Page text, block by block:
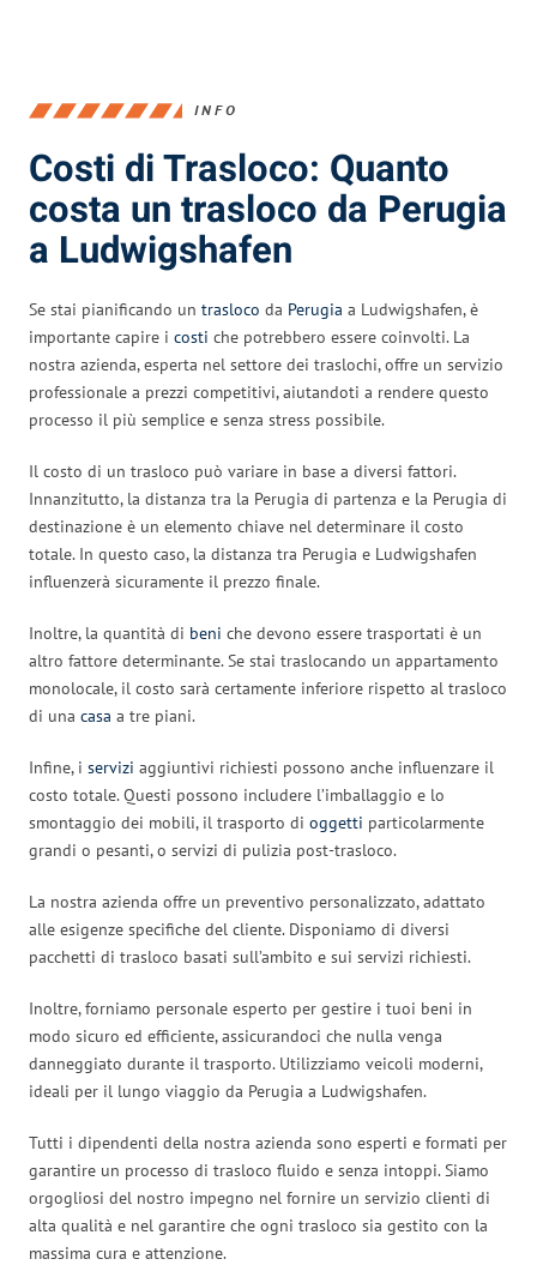
INFO
Costi di Trasloco: Quanto
costa un trasloco da Perugia
a Ludwigshafen
Se stai pianificando un trasloco da Perugia a Ludwigshafen, è
importante capire i costi che potrebbero essere coinvolti. La
nostra azienda, esperta nel settore dei traslochi, offre un servizio
professionale a prezzi competitivi, aiutandoti a rendere questo
processo il più semplice e senza stress possibile.
Il costo di un trasloco può variare in base a diversi fattori.
Innanzitutto, la distanza tra la Perugia di partenza e la Perugia di
destinazione è un elemento chiave nel determinare il costo
totale. In questo caso, la distanza tra Perugia e Ludwigshafen
influenzerà sicuramente il prezzo finale.
Inoltre, la quantità di beni che devono essere trasportati è un
altro fattore determinante. Se stai traslocando un appartamento
monolocale, il costo sarà certamente inferiore rispetto al trasloco
di una casa a tre piani.
Infine, i servizi aggiuntivi richiesti possono anche influenzare il
costo totale. Questi possono includere l’imballaggio e lo
smontaggio dei mobili, il trasporto di oggetti particolarmente
grandi o pesanti, o servizi di pulizia post-trasloco.
La nostra azienda offre un preventivo personalizzato, adattato
alle esigenze specifiche del cliente. Disponiamo di diversi
pacchetti di trasloco basati sull’ambito e sui servizi richiesti.
Inoltre, forniamo personale esperto per gestire i tuoi beni in
modo sicuro ed efficiente, assicurandoci che nulla venga
danneggiato durante il trasporto. Utilizziamo veicoli moderni,
ideali per il lungo viaggio da Perugia a Ludwigshafen.
Tutti i dipendenti della nostra azienda sono esperti e formati per
garantire un processo di trasloco fluido e senza intoppi. Siamo
orgogliosi del nostro impegno nel fornire un servizio clienti di
alta qualità e nel garantire che ogni trasloco sia gestito con la
massima cura e attenzione.